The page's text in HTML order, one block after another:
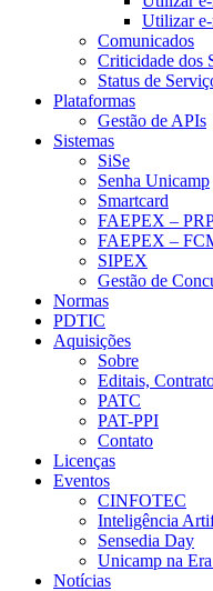
Utilizar
Comunicados
Criticidade dos
Status de
Plataformas
Gestão de APIs
Sistemas
SiSe
Senha Unicamp
Smartcard
FAEPEX –
FAEPEX –
SIPEX
Gestão de
Normas
PDTIC
Aquisições
Sobre
Editais,
PATC
PAT-PPI
Contato
Licenças
Eventos
CINFOTEC
Inteligência
Sensedia Day
Unicamp na
Notícias